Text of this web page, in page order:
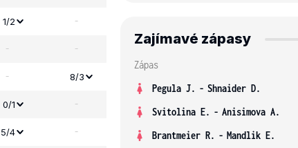
1/2 -
- -
- 8/3
0/1 -
5/4 -
Zajímavé zápasy
Zápas
Pegula J. - Shnaider D.
Svitolina E. - Anisimova A.
Brantmeier R. - Mandlik E.